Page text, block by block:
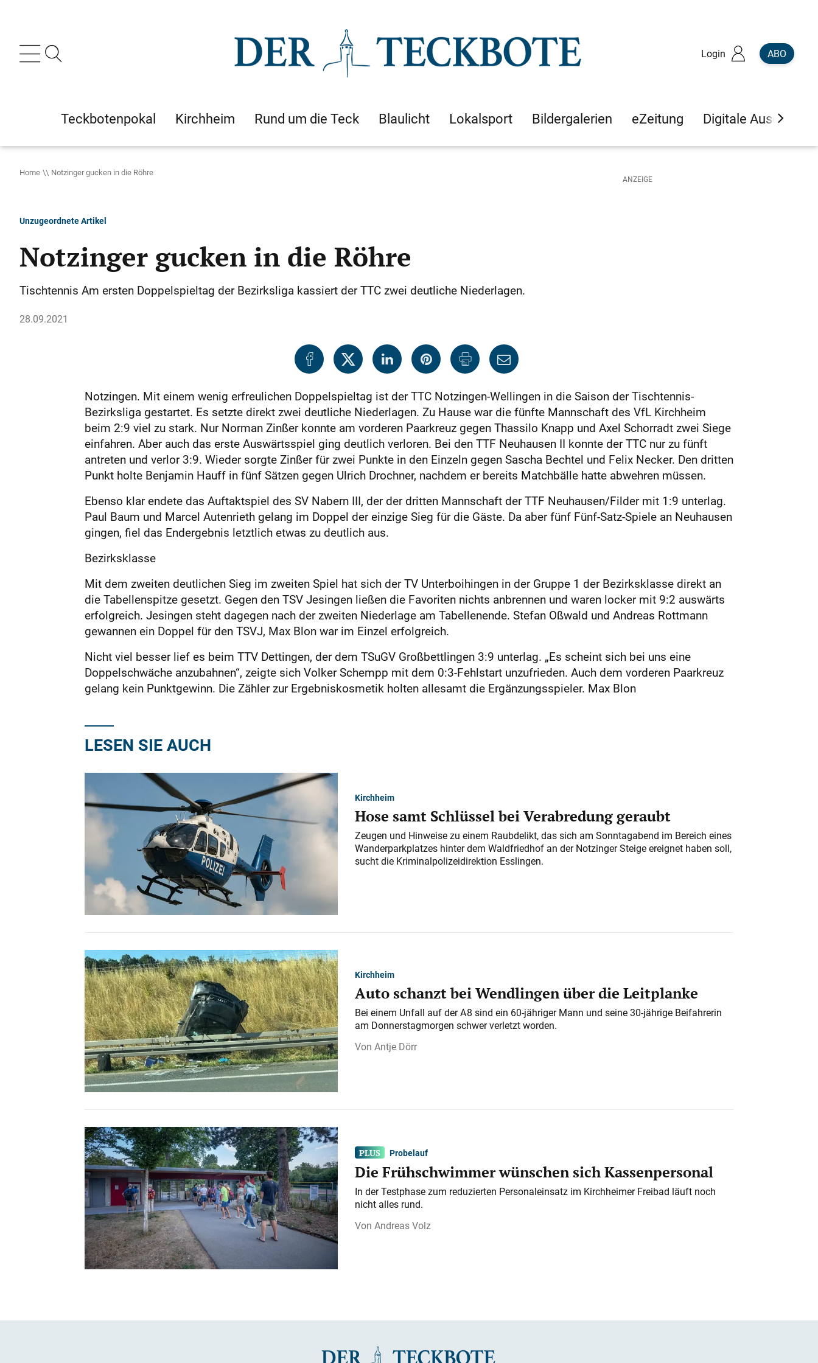
Login ABO
Teckbotenpokal Kirchheim Rund um die Teck Blaulicht Lokalsport Bildergalerien eZeitung Digitale Ausgaben
Home Notzinger gucken in die Röhre
Unzugeordnete Artikel
Notzinger gucken in die Röhre
Tischtennis Am ersten Doppelspieltag der Bezirksliga kassiert der TTC zwei deutliche Niederlagen.
28.09.2021
Notzingen. Mit einem wenig erfreulichen Doppelspieltag ist der TTC Notzingen-Wellingen in die Saison der ­Tischtennis-
Bezirksliga gestartet. Es setzte direkt zwei deutliche Niederlagen. Zu Hause war die fünfte Mannschaft des VfL Kirchheim
beim 2:9 viel zu stark. Nur Norman Zinßer konnte am vorderen Paarkreuz gegen Thassilo Knapp und Axel Schorradt zwei Siege
einfahren. Aber auch das erste Auswärtsspiel ging deutlich verloren. Bei den TTF Neuhausen II konnte der TTC nur zu fünft
antreten und verlor 3:9. Wieder sorgte Zinßer für zwei Punkte in den Einzeln gegen Sascha Bechtel und Felix Necker. Den dritten
Punkt holte Benjamin Hauff in fünf Sätzen gegen Ulrich Drochner, nachdem er bereits Matchbälle hatte abwehren müssen.
Ebenso klar endete das Auftaktspiel des SV Nabern III, der der dritten Mannschaft der TTF Neuhausen/Filder mit 1:9 unterlag.
Paul Baum und Marcel Autenrieth gelang im Doppel der einzige Sieg für die Gäste. Da aber fünf Fünf-Satz-Spiele an Neuhausen
gingen, fiel das Endergebnis letztlich etwas zu deutlich aus.
Bezirksklasse
Mit dem zweiten deutlichen Sieg im zweiten Spiel hat sich der TV Unterboihingen in der Gruppe 1 der Bezirksklasse direkt an
die ­Tabellenspitze gesetzt. Gegen den TSV Jesingen ließen die ­Favoriten nichts anbrennen und waren locker mit 9:2 auswärts
erfolgreich. Jesingen steht dagegen nach der zweiten Niederlage am Tabellenende. Stefan Oßwald und ­Andreas Rottmann
gewannen ein Doppel für den TSVJ, Max Blon war im Einzel erfolgreich.
Nicht viel besser lief es beim TTV Dettingen, der dem TSuGV Großbettlingen 3:9 unterlag. „Es scheint sich bei uns eine
Doppelschwäche anzubahnen“, ­zeigte sich Volker Schempp mit dem 0:3-Fehlstart unzufrieden. Auch dem vorderen Paarkreuz
gelang kein Punktgewinn. Die Zähler zur Ergebnis­kosmetik holten allesamt die Ergänzungsspieler. Max Blon
LESEN SIE AUCH
Kirchheim
Hose samt Schlüssel bei Verabredung geraubt
Zeugen und Hinweise zu einem Raubdelikt, das sich am Sonntagabend im Bereich eines
Wanderparkplatzes hinter dem Waldfriedhof an der Notzinger Steige ereignet haben soll,
sucht die Kriminalpolizeidirektion Esslingen.
Kirchheim
Auto schanzt bei Wendlingen über die Leitplanke
Bei einem Unfall auf der A 8 sind ein 60-jähriger Mann und seine 30-jährige Beifahrerin
am Donnerstagmorgen schwer verletzt worden.
Antje Dörr
Probelauf
Die Frühschwimmer wünschen sich Kassenpersonal
In der Testphase zum reduzierten Personaleinsatz im Kirchheimer Freibad läuft noch
nicht alles rund.
Andreas Volz